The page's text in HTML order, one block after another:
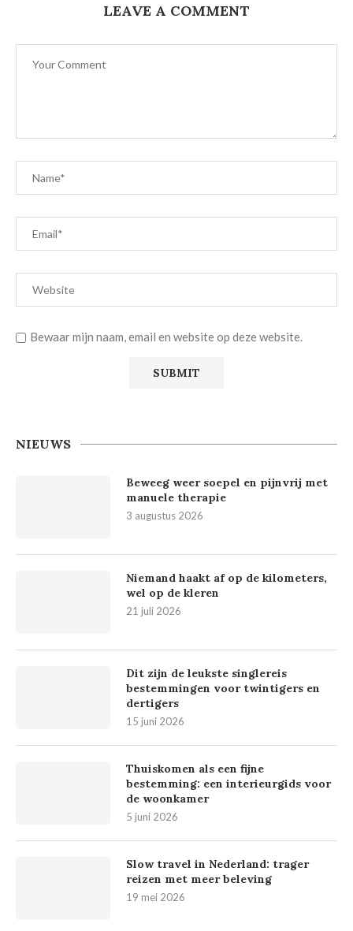
LEAVE A COMMENT
Bewaar mijn naam, email en website op deze website.
NIEUWS
Beweeg weer soepel en pijnvrij met
manuele therapie
3 augustus 2026
Niemand haakt af op de kilometers,
wel op de kleren
21 juli 2026
Dit zijn de leukste singlereis
bestemmingen voor twintigers en
dertigers
15 juni 2026
Thuiskomen als een fijne
bestemming: een interieurgids voor
de woonkamer
5 juni 2026
Slow travel in Nederland: trager
reizen met meer beleving
19 mei 2026